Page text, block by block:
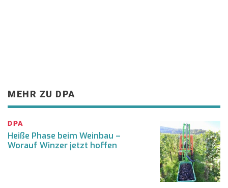
MEHR ZU DPA
DPA
Heiße Phase beim Weinbau –
Worauf Winzer jetzt hoffen